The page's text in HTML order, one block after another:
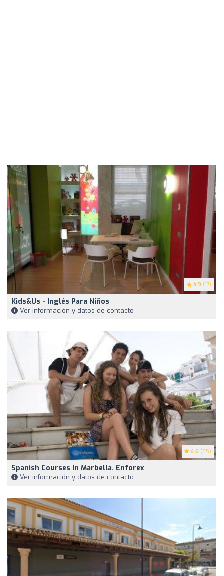
4.9 (17)
Kids&Us - Inglés Para Niños
Ver información y datos de contacto
4.6 (85)
Spanish Courses In Marbella. Enforex
Ver información y datos de contacto